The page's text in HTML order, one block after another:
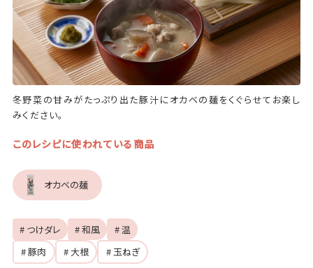
冬野菜の甘みがたっぷり出た豚汁にオカベの麺をくぐらせてお楽し
みください。
このレシピに使われている商品
オカベの麺
# つけダレ # 和風
# 温
# 豚肉
# 大根 # 玉ねぎ